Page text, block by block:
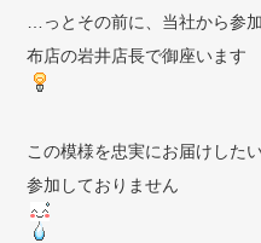
…っとその前に、当社から参
布店の岩井店長で御座います
この模様を忠実にお届けした
参加しておりません